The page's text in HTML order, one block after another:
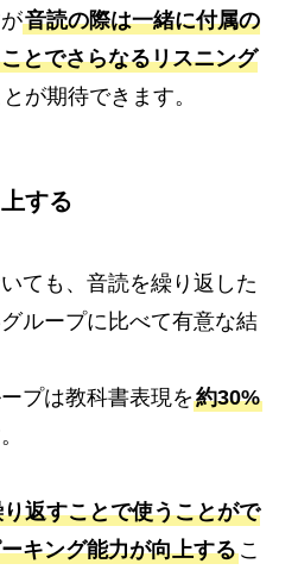
音読の際は一緒に付属の
とでさらなるリスニング
が期待できます。
する
ても、音読を繰り返した
ループに比べて有意な結
プは教科書表現を約30%
返すことで使うことがで
キング能力が向上するこ